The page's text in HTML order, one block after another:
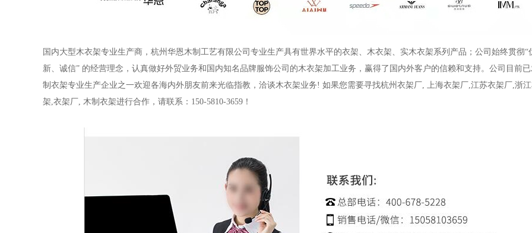
国内大型木衣架专业生产商，杭州华恩木制工艺有限公司专业生产具有世界水平的衣架、木衣架、实木衣架系列产品；公司始终贯彻“
新、诚信” 的经营理念，认真做好外贸业务和国内知名品牌服饰公司的木衣架加工业务，赢得了国内外客户的信赖和支持。公司目前
制衣架专业生产企业之一欢迎各海内外朋友前来光临指教，洽谈木衣架业务! 如果您需要寻找杭州衣架厂, 上海衣架厂,江苏衣架厂,浙
架,衣架厂, 木制衣架进行合作，请联系： 150-5810-3659！